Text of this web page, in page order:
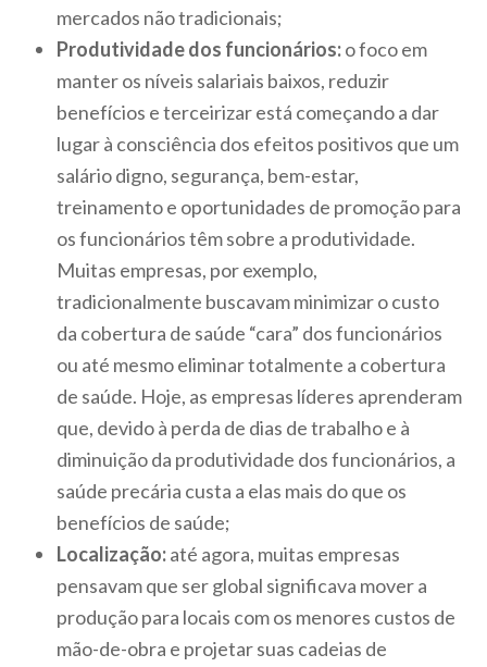
mercados não tradicionais;
Produtividade dos funcionários:o foco em
manter os níveis salariais baixos, reduzir
benefícios e terceirizar está começando a dar
lugar à consciência dos efeitos positivos que um
salário digno, segurança, bem-estar,
treinamento e oportunidades de promoção para
os funcionários têm sobre a produtividade.
Muitas empresas, por exemplo,
tradicionalmente buscavam minimizar o custo
da cobertura de saúde “cara” dos funcionários
ou até mesmo eliminar totalmente a cobertura
de saúde. Hoje, as empresas líderes aprenderam
que, devido à perda de dias de trabalho e à
diminuição da produtividade dos funcionários, a
saúde precária custa a elas mais do que os
benefícios de saúde;
Localização:até agora, muitas empresas
pensavam que ser global significava mover a
produção para locais com os menores custos de
mão-de-obra e projetar suas cadeias de